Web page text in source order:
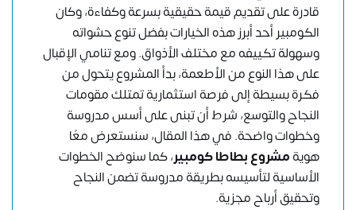
قادرة على تقديم قيمة حقيقية بسرعة وكفاءة، وكان
الكومبير أحد أبرز هذه الخيارات بفضل تنوع حشواته
وسهولة تكييفه مع مختلف الأذواق. ومع تنامي الإقبال
على هذا النوع من الأطعمة، بدأ المشروع يتحول من
فكرة بسيطة إلى فرصة استثمارية تمتلك مقومات
النجاح والتوسع، شرط أن تبنى على أسس مدروسة
وخطوات واضحة. في هذا المقال، سنستعرض معًا
هويةمشروع بطاطا كومبير، كما سنوضح الخطوات
الأساسية لتأسيسه بطريقة مدروسة تضمن النجاح
وتحقيق أرباح مجزية.